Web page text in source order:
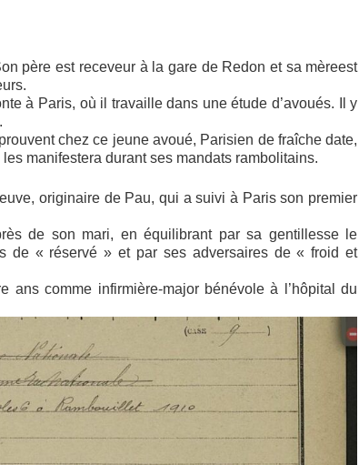
père est receveur à la gare de Redon et sa mèreest
à Paris, où il travaille dans une étude d’avoués. Il y
chez ce jeune avoué, Parisien de fraîche date,
manifestera durant ses mandats rambolitains.
originaire de Pau, qui a suivi à Paris son premier
de son mari, en équilibrant par sa gentillesse le
de « réservé » et par ses adversaires de « froid et
ans comme infirmière-major bénévole à l’hôpital du